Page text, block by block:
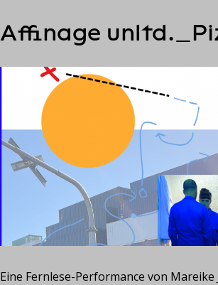
k
c
o
Affinage
Eine Fernlese-Performance von